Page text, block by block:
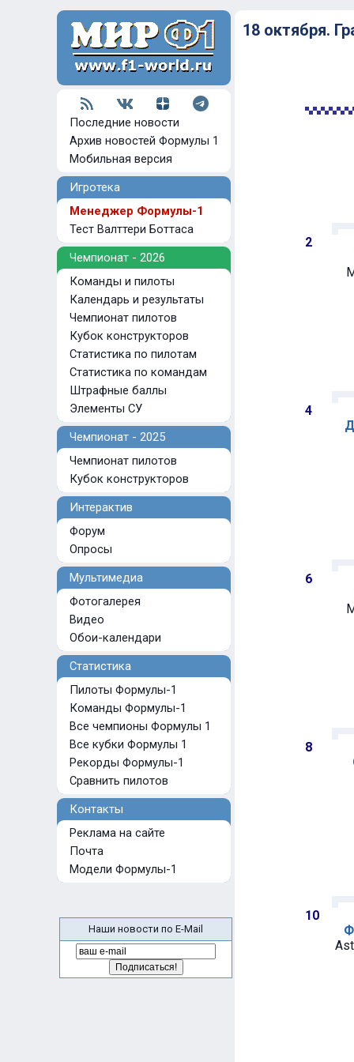
Последние новости
Архив новостей Формулы 1
Мобильная версия
Игротека
Менеджер Формулы-1
Тест Валттери Боттаса
Чемпионат - 2026
Команды и пилоты
Календарь и результаты
Чемпионат пилотов
Кубок конструкторов
Статистика по пилотам
Статистика по командам
Штрафные баллы
Элементы СУ
Чемпионат - 2025
Чемпионат пилотов
Кубок конструкторов
Интерактив
Форум
Опросы
Мультимедиа
Фотогалерея
Видео
Обои-календари
Статистика
Пилоты Формулы-1
Команды Формулы-1
Все чемпионы Формулы 1
Все кубки Формулы 1
Рекорды Формулы-1
Сравнить пилотов
Контакты
Реклама на сайте
Почта
Модели Формулы-1
Наши новости по E-Mail
18 октября.
2
4
6
8
10